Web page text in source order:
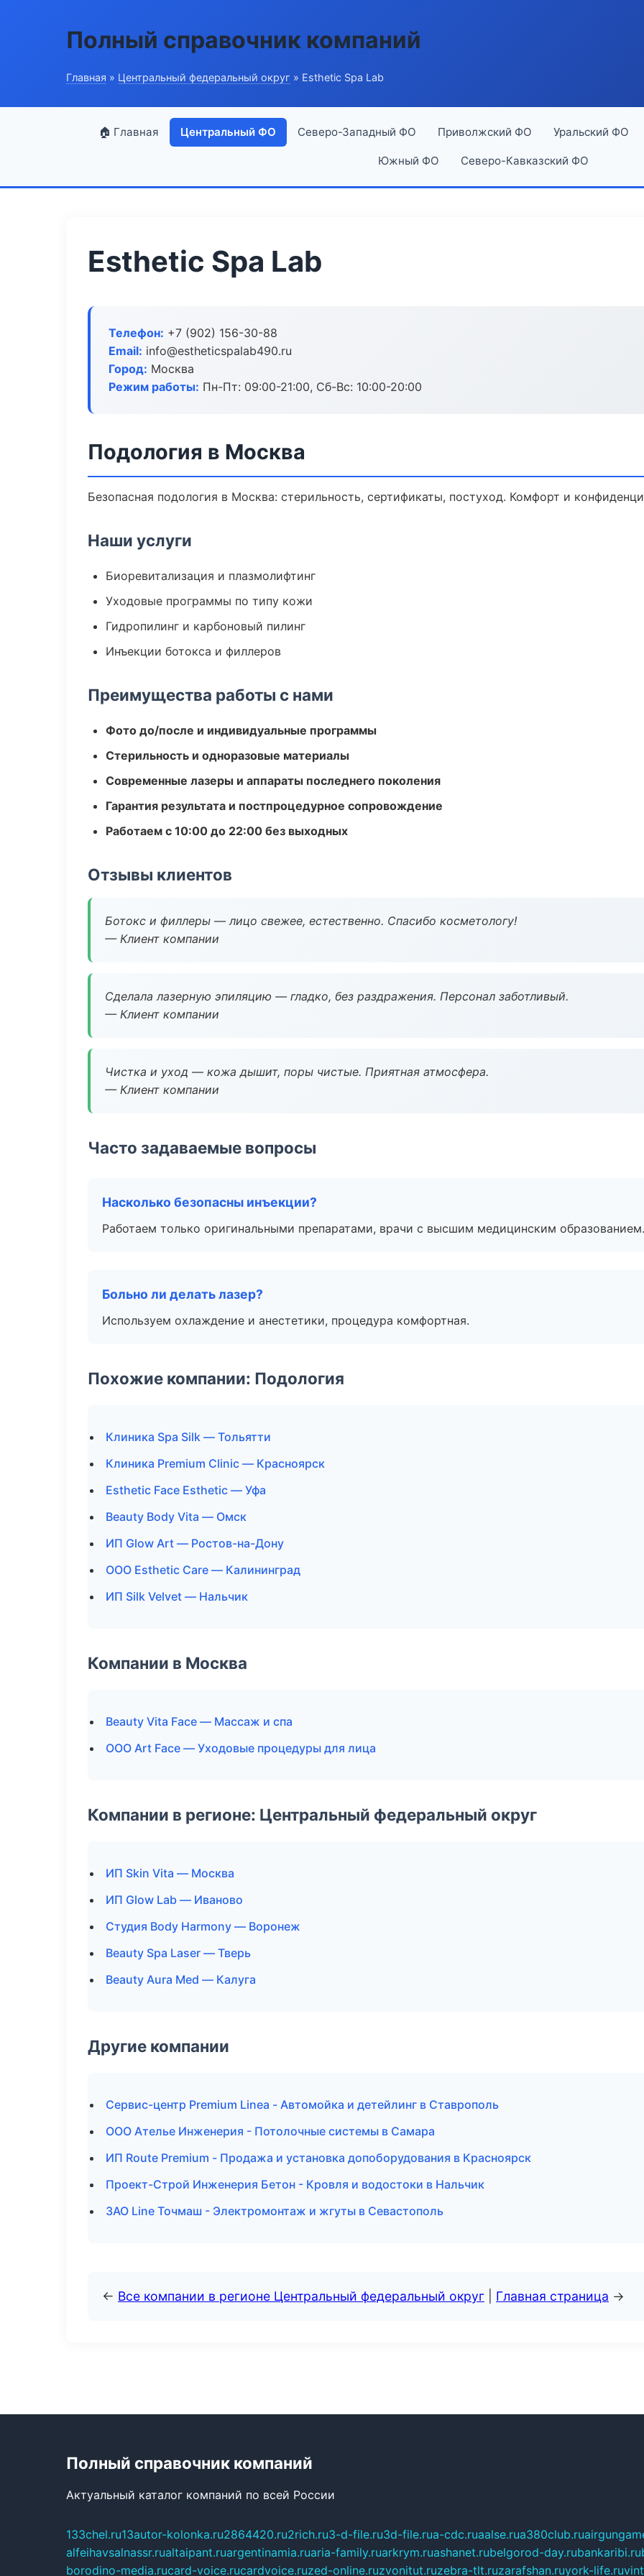
Полный справочник компаний
Главная » Центральный федеральный округ » Esthetic Spa Lab
🏠 Главная Центральный ФО Северо-Западный ФО Приволжский ФО Уральский ФО
Южный ФО Северо-Кавказский ФО
Esthetic Spa Lab
Телефон: +7 (902) 156-30-88
Email: info@estheticspalab490.ru
Город: Москва
Режим работы: Пн-Пт: 09:00-21:00, Сб-Вс: 10:00-20:00
Подология в Москва
Безопасная подология в Москва: стерильность, сертификаты, постуход. Комфорт и
Наши услуги
Биоревитализация и плазмолифтинг
Уходовые программы по типу кожи
Гидропилинг и карбоновый пилинг
Инъекции ботокса и филлеров
Преимущества работы с нами
Фото до/после и индивидуальные программы
Стерильность и одноразовые материалы
Современные лазеры и аппараты последнего поколения
Гарантия результата и постпроцедурное сопровождение
Работаем с 10:00 до 22:00 без выходных
Отзывы клиентов
Ботокс и филлеры — лицо свежее, естественно. Спасибо косметологу!
— Клиент компании
Сделала лазерную эпиляцию — гладко, без раздражения. Персонал заботливый.
— Клиент компании
Чистка и уход — кожа дышит, поры чистые. Приятная атмосфера.
— Клиент компании
Часто задаваемые вопросы
Насколько безопасны инъекции?
Работаем только оригинальными препаратами, врачи с высшим медицинским образованием.
Больно ли делать лазер?
Используем охлаждение и анестетики, процедура комфортная.
Похожие компании: Подология
Клиника Spa Silk — Тольятти
Клиника Premium Clinic — Красноярск
Esthetic Face Esthetic — Уфа
Beauty Body Vita — Омск
ИП Glow Art — Ростов-на-Дону
ООО Esthetic Care — Калининград
ИП Silk Velvet — Нальчик
Компании в Москва
Beauty Vita Face — Массаж и спа
ООО Art Face — Уходовые процедуры для лица
Компании в регионе: Центральный федеральный округ
ИП Skin Vita — Москва
ИП Glow Lab — Иваново
Студия Body Harmony — Воронеж
Beauty Spa Laser — Тверь
Beauty Aura Med — Калуга
Другие компании
Сервис-центр Premium Linea - Автомойка и детейлинг в Ставрополь
ООО Ателье Инженерия - Потолочные системы в Самара
ИП Route Premium - Продажа и установка допоборудования в Красноярск
Проект-Строй Инженерия Бетон - Кровля и водостоки в Нальчик
ЗАО Line Точмаш - Электромонтаж и жгуты в Севастополь
← Все компании в регионе Центральный федеральный округ Главная страница →
Полный справочник компаний
Актуальный каталог компаний по всей России
133chel.ru13autor-kolonka.ru2864420.ru2rich.ru3-d-file.ru3d-file.rua-cdc.ruaalse.rua380club.ru
alfeihavsalnassr.rualtaipant.ruargentinamia.ruaria-family.ruarkrym.ruashanet.rubelgorod-day.rubankaribi.ru
borodino-media.rucard-voice.rucardvoice.ruzed-online.ruzvonitut.ruzebra-tlt.ruzarafshan.ruyork-life.ru